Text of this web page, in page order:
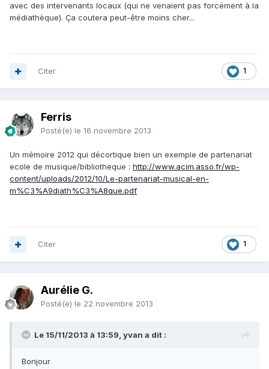
avec des intervenants locaux (qui ne venaient pas forcément à la
médiathèque). Ça coutera peut-être moins cher...
1
Citer
Ferris
Posté(e) le 16 novembre 2013
Un mémoire 2012 qui décortique bien un exemple de partenariat
ecole de musique/bibliotheque : http://www.acim.asso.fr/wp-
content/uploads/2012/10/Le-partenariat-musical-en-
m%C3%A9diath%C3%A8que.pdf
1
Citer
Aurélie G.
Posté(e) le 22 novembre 2013
Le 15/11/2013 à 13:59, yvan a dit :
Bonjour